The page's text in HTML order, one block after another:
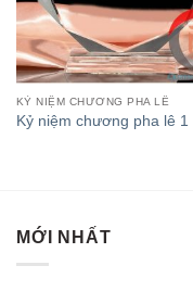
KỶ NIỆM CHƯƠNG PHA LÊ
Kỷ niệm chương pha lê 1
MỚI NHẤT